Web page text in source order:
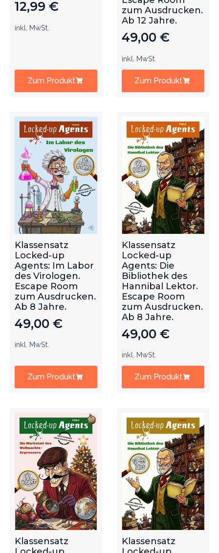
12,99 €
inkl. MwSt.
Zum Produkt
zum Ausdrucken.
Ab 12 Jahre.
49,00 €
inkl. MwSt.
Zum Produkt
Klassensatz
Locked-up
Agents: Im Labor
des Virologen.
Escape Room
zum Ausdrucken.
Ab 8 Jahre.
49,00 €
inkl. MwSt.
Zum Produkt
Klassensatz
Locked-up
Agents: Die
Bibliothek des
Hannibal Lektor.
Escape Room
zum Ausdrucken.
Ab 8 Jahre.
49,00 €
inkl. MwSt.
Zum Produkt
Klassensatz
Klassensatz